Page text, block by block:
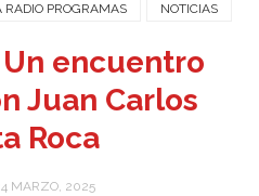
RADIO PROGRAMAS NOTICIAS
encuentro
Juan Carlos
Roca
MARZO, 2025